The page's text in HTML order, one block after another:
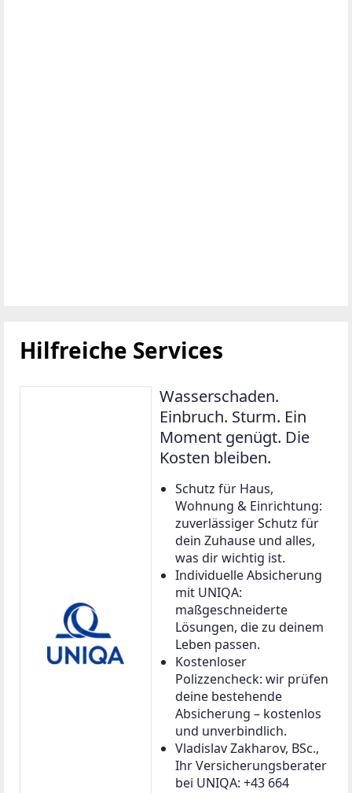
Hilfreiche Services
Wasserschaden.
Einbruch. Sturm. Ein
Moment genügt. Die
Kosten bleiben.
Schutz für Haus,
Wohnung & Einrichtung:
zuverlässiger Schutz für
dein Zuhause und alles,
was dir wichtig ist.
Individuelle Absicherung
mit UNIQA:
maßgeschneiderte
Lösungen, die zu deinem
Leben passen.
Kostenloser
Polizzencheck: wir prüfen
deine bestehende
Absicherung – kostenlos
und unverbindlich.
Vladislav Zakharov, BSc.,
Ihr Versicherungsberater
bei UNIQA: +43 664